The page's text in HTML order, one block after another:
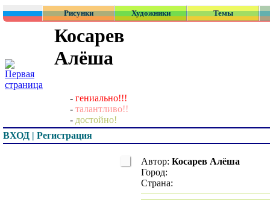
Рисунки Художники Темы
Косарев
Алёша
- гениально!!!
- талантливо!!
- достойно!
ВХОД | Регистрация
Автор: Косарев Алёша
Город:
Страна: